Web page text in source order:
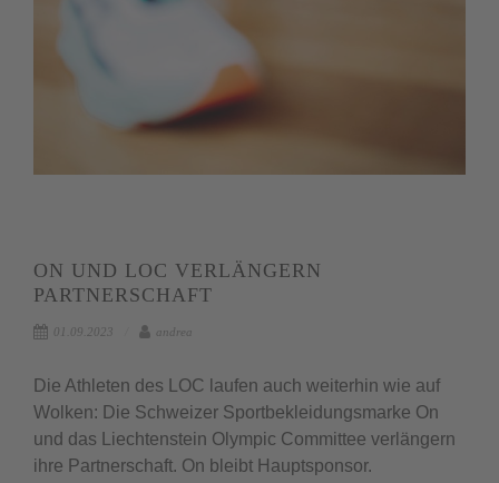
ON UND LOC VERLÄNGERN
PARTNERSCHAFT
01.09.2023 andrea
Die Athleten des LOC laufen auch weiterhin wie auf
Wolken: Die Schweizer Sportbekleidungsmarke On
und das Liechtenstein Olympic Committee verlängern
ihre Partnerschaft. On bleibt Hauptsponsor.